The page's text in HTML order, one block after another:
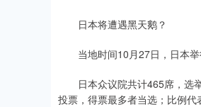
日本将遭遇黑天鹅？
当地时间10月27日，日本举
日本众议院共计465席，选举
投票，得票最多者当选；比例